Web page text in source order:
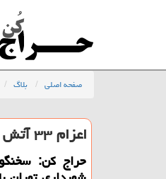
صفحه اصلی بلاگ
اعزام ۳۳ آتش نشان از تهران به مناطق سیل زده خوزستان
حراج كن: